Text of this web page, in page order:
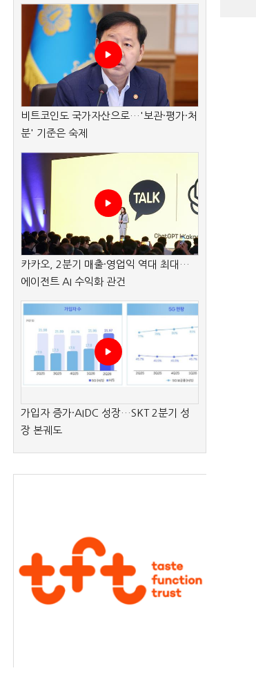
비트코인도 국가자산으로…'보관·평가·처
분' 기준은 숙제
카카오, 2분기 매출·영업익 역대 최대…
에이전트 AI 수익화 관건
가입자 증가·AIDC 성장…SKT 2분기 성
장 본궤도